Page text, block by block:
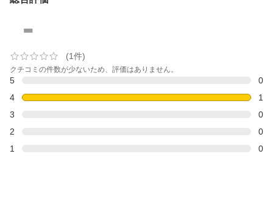
-
(1件)
クチコミの件数が少ないため、評価はありません。
5
0
4
1
3
0
2
0
1
0